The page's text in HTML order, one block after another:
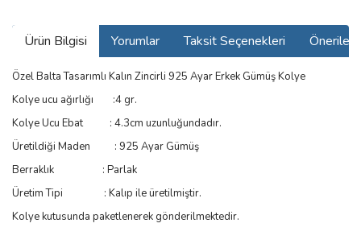
Ürün Bilgisi Yorumlar Taksit Seçenekleri
Özel Balta Tasarımlı Kalın Zincirli 925 Ayar Erkek Gümüş Kolye
Kolye ucu ağırlığı :4 gr.
Kolye Ucu Ebat : 4.3cm uzunluğundadır.
Üretildiği Maden : 925 Ayar Gümüş
Berraklık : Parlak
Üretim Tipi : Kalıp ile üretilmiştir.
Kolye kutusunda paketlenerek gönderilmektedir.